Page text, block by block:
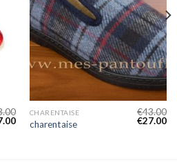
CHARENTAISE
charentaise
€43.00
€27.00